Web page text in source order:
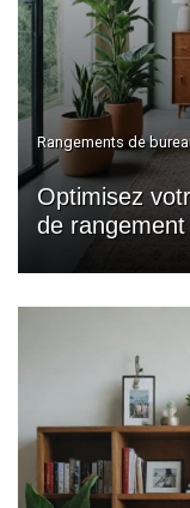
Rangements de
Optimisez
de